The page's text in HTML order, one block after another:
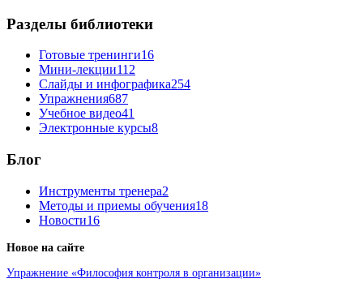
Разделы библиотеки
Готовые тренинги16
Мини-лекции112
Слайды и инфографика254
Упражнения687
Учебное видео41
Электронные курсы8
Блог
Инструменты тренера2
Методы и приемы обучения18
Новости16
Новое на сайте
Упражнение «Философия контроля в организации»